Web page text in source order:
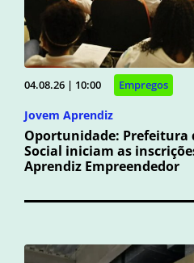
04.08.26 | 10:00 Empregos
Jovem Aprendiz
Oportunidade: Prefeitura
Social iniciam as
Aprendiz Empreendedor